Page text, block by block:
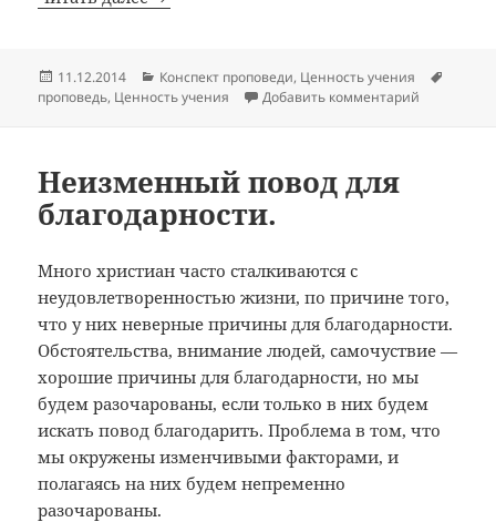
Опубликовано
11.12.2014 Рубрики
Конспект проповеди, Ценность учения
проповедь, Ценность учения Добавить комментарий
Неизменный повод для
благодарности.
Много христиан часто сталкиваются с
неудовлетворенностью жизни, по причине того,
что у них неверные причины для благодарности.
Обстоятельства, внимание людей, самочуствие —
хорошие причины для благодарности, но мы
будем разочарованы, если только в них будем
искать повод благодарить. Проблема в том, что
мы окружены изменчивыми факторами, и
полагаясь на них будем непременно
разочарованы.